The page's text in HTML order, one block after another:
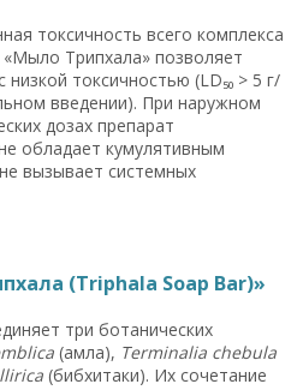
токсичность всего комплекса
Трипхала» позволяет
токсичностью (LD₅₀ > 5 г/
введении). При наружном
дозах препарат
обладает кумулятивным
вызывает системных
(Triphala Soap Bar)»
три ботанических
(амла), Terminalia chebula
(бибхитаки). Их сочетание